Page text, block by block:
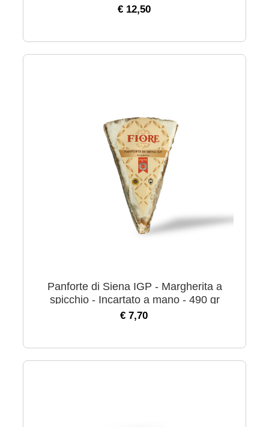
€ 12,50
Panforte di Siena IGP - Margherita a
spicchio - Incartato a mano - 490 gr
€ 7,70